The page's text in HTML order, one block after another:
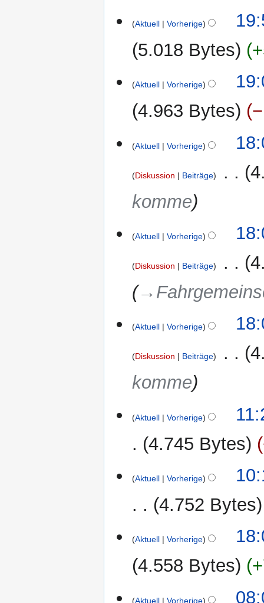
Aktuell Vorherige
5.018 Bytes
Aktuell Vorherige
4.963 Bytes
e
n
B
e
r
e
t
u
g
z
s
a
m
s
u
g
Aktuell Vorherige
Diskussion Beiträge
komme
Aktuell Vorherige
Diskussion Beiträge
Aktuell Vorherige
Diskussion Beiträge
komme
Aktuell Vorherige
4.745 Bytes
Juli Aktuell Vorherige
4.752 Bytes
e
n
e
Juli
2010
Aktuell Vorherige
4.558 Bytes
eAktuell Vorherige